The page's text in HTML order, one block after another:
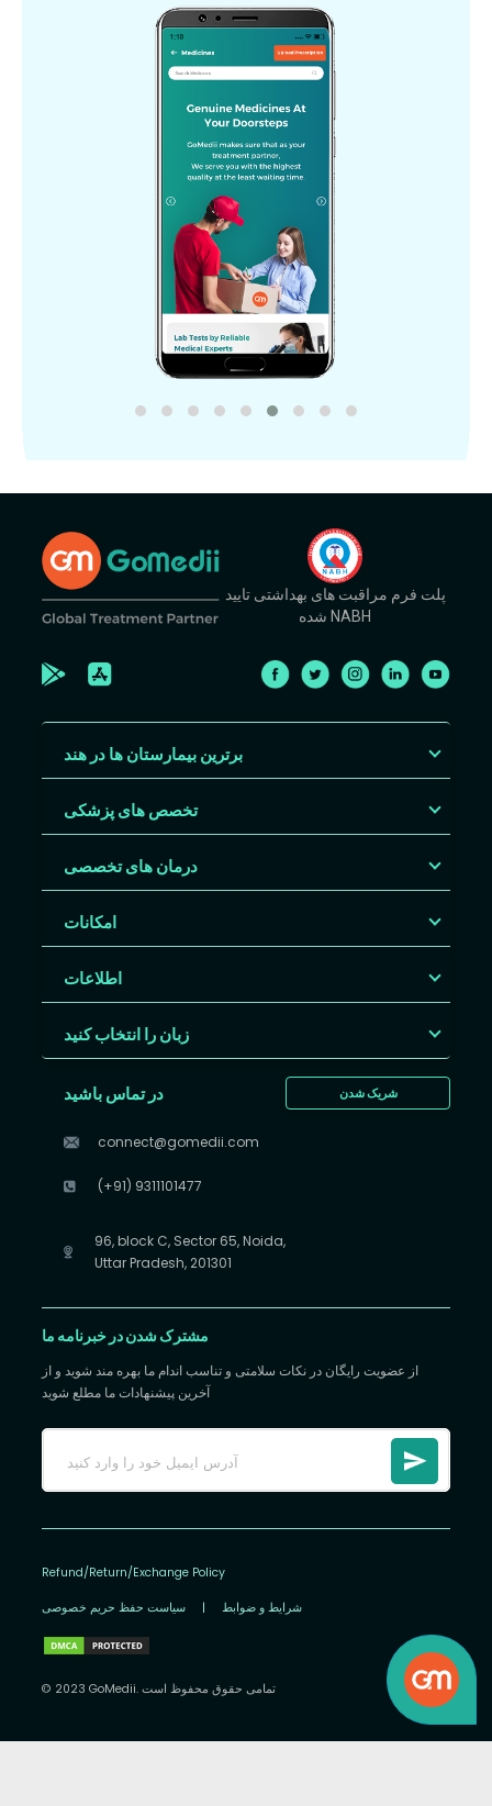
پلت فرم مراقبت های بهداشتی تایید
شده NABH
برترین بیمارستان ها در هند
تخصص های پزشکی
درمان های تخصصی
امکانات
اطلاعات
زبان را انتخاب کنید
شریک شدن در تماس باشید
connect@gomedii.com
(+91) 9311101477
96, block C, Sector 65, Noida,
Uttar Pradesh, 201301
مشترک شدن در خبرنامه ما
از عضویت رایگان در نکات سلامتی و تناسب اندام ما بهره مند شوید و از
آخرین پیشنهادات ما مطلع شوید
Refund/Return/Exchange Policy
سیاست حفظ حریم خصوصی | شرایط و ضوابط
© 2023 GoMedii. تمامی حقوق محفوظ است